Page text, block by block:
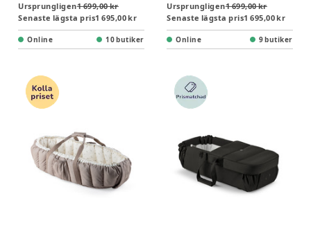
Ursprungligen1 699,00 kr
Senaste lägsta pris1 695,00 kr
Online 10 butiker
Ursprungligen1 699,00 kr
Senaste lägsta pris1 695,00 kr
Online 9 butiker